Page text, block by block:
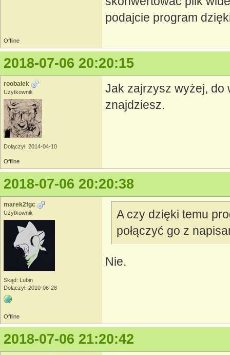
podajcie program
Offline
2018-07-06 20:20:15
roobalek
Użytkownik
Dołączył: 2014-04-10
Jak zajrzysz wyżej, do
znajdziesz.
Offline
2018-07-06 20:20:38
marek2fgc
Użytkownik
Skąd: Lubin
Dołączył: 2010-06-28
A czy dzięki temu
połączyć go z
Nie.
Offline
2018-07-06 21:20:42